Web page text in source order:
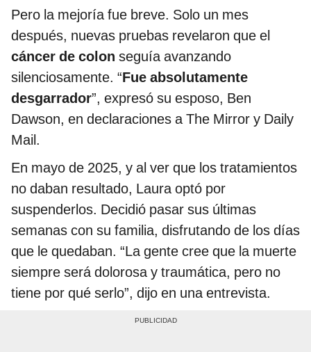
Pero la mejoría fue breve. Solo un mes
después, nuevas pruebas revelaron que el
cáncer de colon seguía avanzando
silenciosamente. “Fue absolutamente
desgarrador”, expresó su esposo, Ben
Dawson, en declaraciones a The Mirror y Daily
Mail.
En mayo de 2025, y al ver que los tratamientos
no daban resultado, Laura optó por
suspenderlos. Decidió pasar sus últimas
semanas con su familia, disfrutando de los días
que le quedaban. “La gente cree que la muerte
siempre será dolorosa y traumática, pero no
tiene por qué serlo”, dijo en una entrevista.